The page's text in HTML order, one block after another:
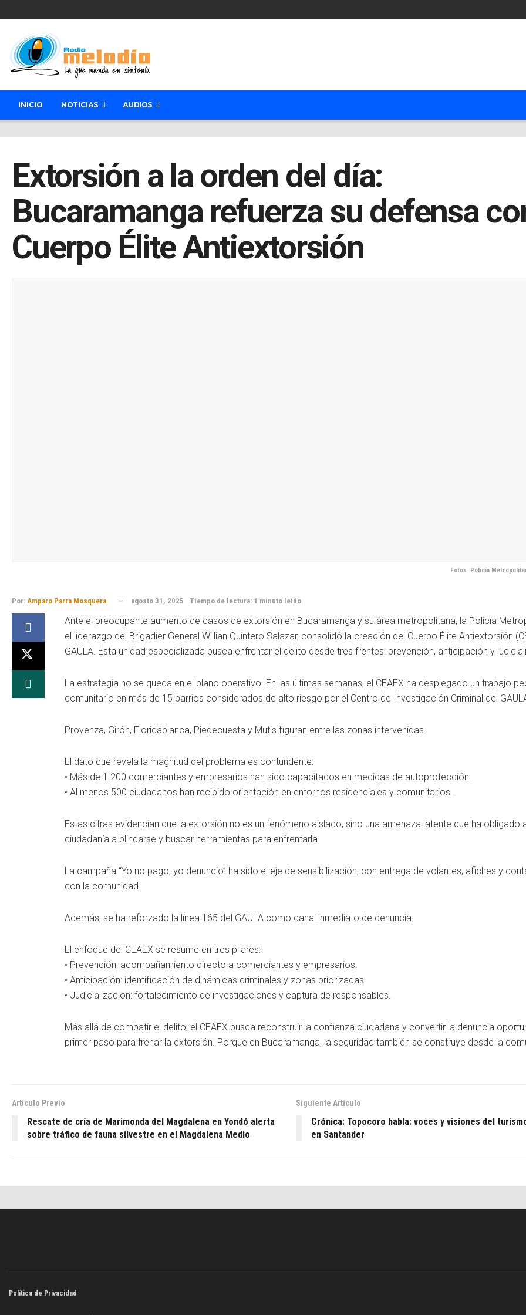
INICIO NOTICIAS AUDIOS
Extorsión a la orden del día:
Bucaramanga refuerza su defensa
Cuerpo Élite Antiextorsión
Fotos: Policía
Por: Amparo Parra Mosquera agosto 31, 2025 Tiempo de lectura: 1 minuto leído
Ante el preocupante aumento de casos de extorsión en Bucaramanga y su área metropolitana, la Policía
el liderazgo del Brigadier General Willian Quintero Salazar, consolidó la creación del Cuerpo Élite Antiextorsión
GAULA. Esta unidad especializada busca enfrentar el delito desde tres frentes: prevención, anticipación y
La estrategia no se queda en el plano operativo. En las últimas semanas, el CEAEX ha desplegado un trabajo
comunitario en más de 15 barrios considerados de alto riesgo por el Centro de Investigación Criminal del
Provenza, Girón, Floridablanca, Piedecuesta y Mutis figuran entre las zonas intervenidas.
El dato que revela la magnitud del problema es contundente:
• Más de 1.200 comerciantes y empresarios han sido capacitados en medidas de autoprotección.
• Al menos 500 ciudadanos han recibido orientación en entornos residenciales y comunitarios.
Estas cifras evidencian que la extorsión no es un fenómeno aislado, sino una amenaza latente que ha obligado
ciudadanía a blindarse y buscar herramientas para enfrentarla.
La campaña “Yo no pago, yo denuncio” ha sido el eje de sensibilización, con entrega de volantes, afiches y
con la comunidad.
Además, se ha reforzado la línea 165 del GAULA como canal inmediato de denuncia.
El enfoque del CEAEX se resume en tres pilares:
• Prevención: acompañamiento directo a comerciantes y empresarios.
• Anticipación: identificación de dinámicas criminales y zonas priorizadas.
• Judicialización: fortalecimiento de investigaciones y captura de responsables.
Más allá de combatir el delito, el CEAEX busca reconstruir la confianza ciudadana y convertir la denuncia
primer paso para frenar la extorsión. Porque en Bucaramanga, la seguridad también se construye desde la
Artículo Previo
Rescate de cría de Marimonda del Magdalena en Yondó alerta
sobre tráfico de fauna silvestre en el Magdalena Medio
Siguiente Artículo
Crónica: Topocoro habla: voces y visiones del
en Santander
Política de Privacidad